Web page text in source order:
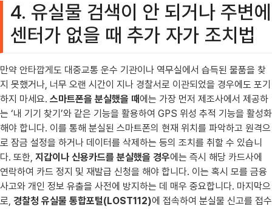
4. 유실물 검색이 안 되거나 주변에
센터가 없을 때 추가 자가 조치법
만약 안타깝게도 대중교통 운수 기관이나 역무실에서 습득된 물품을 찾
지 못했거나, 너무 오랜 시간이 지나 경찰서로 이관되었을 경우에도 포기
하지 마세요. 스마트폰을 분실했을 때에는 가장 먼저 제조사에서 제공하
는 ‘내 기기 찾기’와 같은 기능을 활용하여 GPS 위성 추적 기능을 활성화
해야 합니다. 이를 통해 분실된 스마트폰의 현재 위치를 파악하고 원격으
로 잠금 설정을 하거나 데이터를 삭제하는 등의 조치를 취할 수 있습니
다. 또한, 지갑이나 신용카드를 분실했을 경우에는 즉시 해당 카드사에
연락하여 카드 정지 및 재발급 신청을 해야 합니다. 이는 혹시 모를 금융
사고와 개인 정보 유출을 사전에 방지하는 데 매우 중요합니다. 마지막으
로, 경찰청 유실물 통합포털(LOST112)에 접속하여 분실물 신고를 접수